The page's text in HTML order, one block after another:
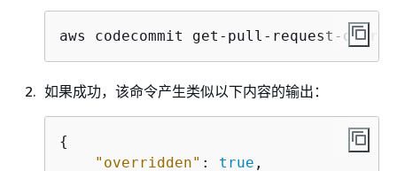
aws codecommit get-pull-request-
如果成功，该命令产生类似以下内容的输出：
{
"overridden" : true ,